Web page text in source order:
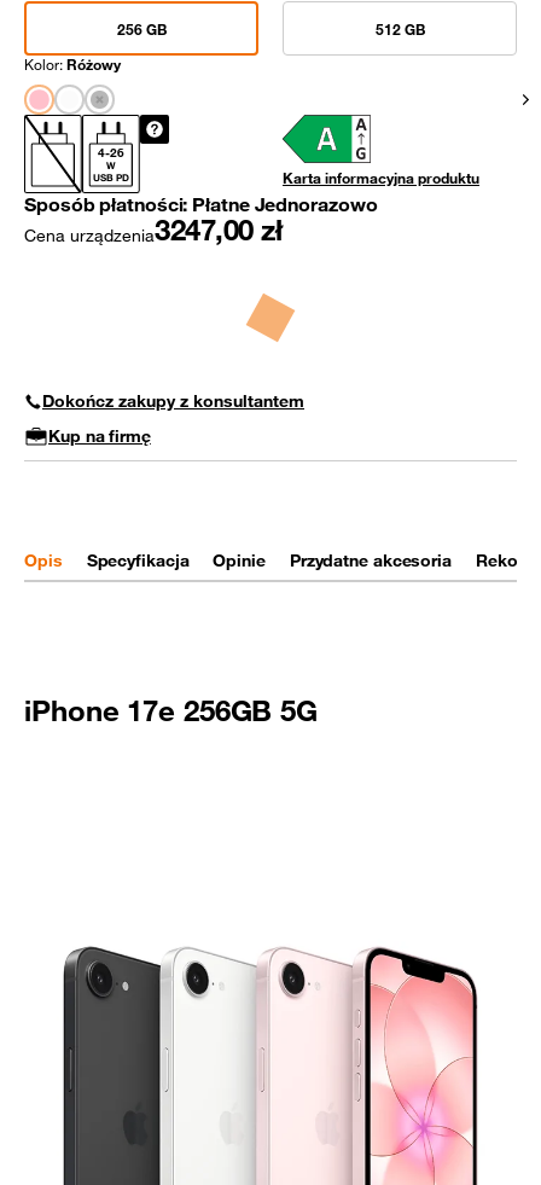
256 GB
512 GB
Kolor:Różowy
4-26
W
USB PD
Karta informacyjna produktu
Sposób płatności: Płatne Jednorazowo
Cena urządzenia3247,00 zł
Dokończ zakupy z konsultantem
Kup na firmę
Opis Specyfikacja Opinie Przydatne akcesoria
iPhone 17e 256GB 5G